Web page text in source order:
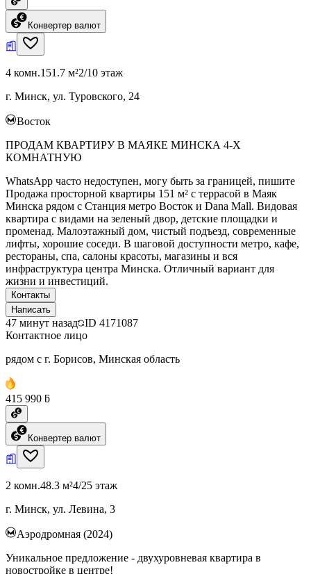
Конвертер валют
4 комн.151.7 м²2/10 этаж
г. Минск, ул. Туровского, 24
Восток
ПРОДАМ КВАРТИРУ В МАЯКЕ МИНСКА 4-Х
КОМНАТНУЮ
WhatsApp часто недоступен, могу быть за границей, пишите
Продажа просторной квартиры 151 м² с террасой в Маяк
Минска рядом с Станция метро Восток и Dana Mall. Видовая
квартира с видами на зеленый двор, детские площадки и
променад. Малоэтажный дом, чистый подъезд, современные
лифты, хорошие соседи. В шаговой доступности метро, кафе,
рестораны, спа, салоны красоты, магазины и вся
инфраструктура центра Минска. Отличный вариант для
жизни и инвестиций.
Контакты
Написать
47 минут назад ID 4171087
Контактное лицо
рядом с г. Борисов, Минская область
415 990 ƃ
Конвертер валют
2 комн.48.3 м²4/25 этаж
г. Минск, ул. Левина, 3
Аэродромная (2024)
Уникальное предложение - двухуровневая квартира в
новостройке в центре!